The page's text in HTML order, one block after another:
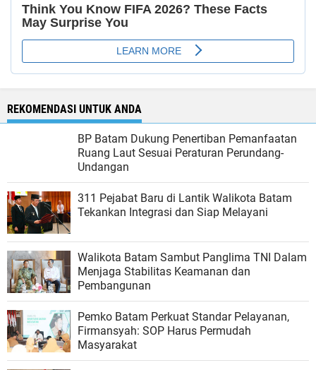
REKOMENDASI UNTUK ANDA
BP Batam Dukung Penertiban Pemanfaatan
Ruang Laut Sesuai Peraturan Perundang-
Undangan
311 Pejabat Baru di Lantik Walikota Batam
Tekankan Integrasi dan Siap Melayani
Walikota Batam Sambut Panglima TNI Dalam
Menjaga Stabilitas Keamanan dan
Pembangunan
Pemko Batam Perkuat Standar Pelayanan,
Firmansyah: SOP Harus Permudah
Masyarakat